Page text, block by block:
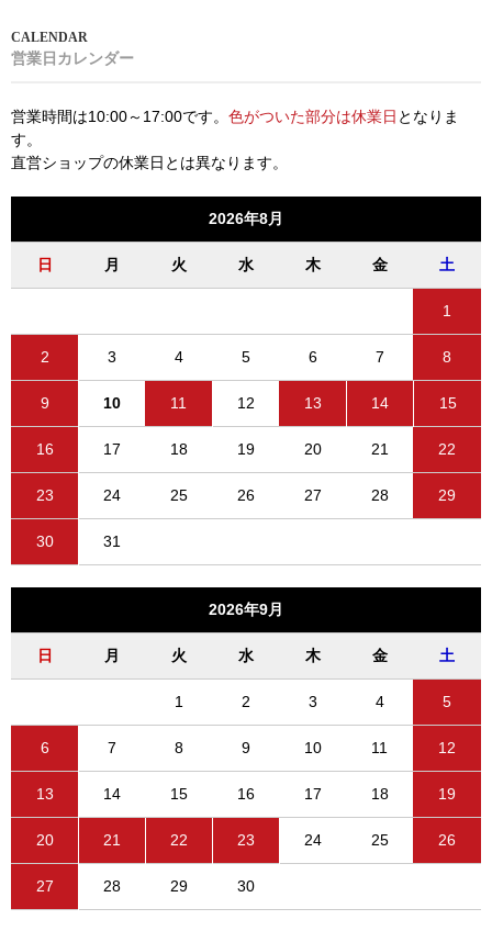
営業日カレンダー
営業時間は10:00～17:00です。 色がついた部分は休業日 となりま
す。
直営ショップの休業日とは異なります。
2026年8月
日 月 火 水 木 金 土
1
2 3 4 5 6 7 8
9 10 11 12 13 14 15
16 17 18 19 20 21 22
23 24 25 26 27 28 29
30 31
2026年9月
日 月 火 水 木 金 土
1 2 3 4 5
6 7 8 9 10 11 12
13 14 15 16 17 18 19
20 21 22 23 24 25 26
27 28 29 30